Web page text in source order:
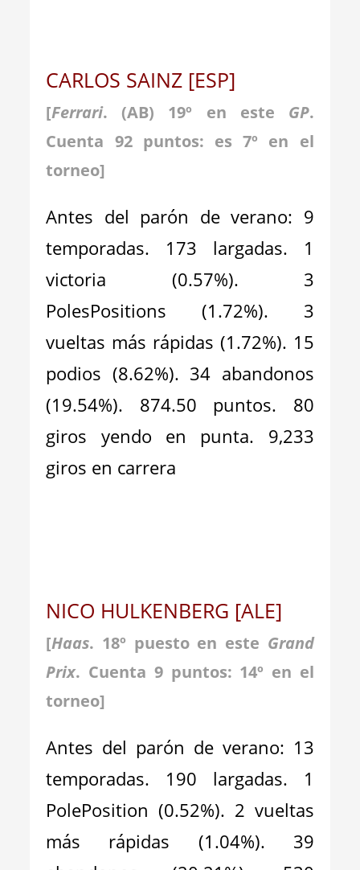
CARLOS SAINZ [ESP]
[Ferrari. (AB) 19º en este GP.
Cuenta 92 puntos: es 7º en el
torneo]
Antes del parón de verano: 9
temporadas. 173 largadas. 1
victoria (0.57%). 3
PolesPositions (1.72%). 3
vueltas más rápidas (1.72%). 15
podios (8.62%). 34 abandonos
(19.54%). 874.50 puntos. 80
giros yendo en punta. 9,233
giros en carrera
NICO HULKENBERG [ALE]
[Haas. 18º puesto en este Grand
Prix. Cuenta 9 puntos: 14º en el
torneo]
Antes del parón de verano: 13
temporadas. 190 largadas. 1
PolePosition (0.52%). 2 vueltas
más rápidas (1.04%). 39